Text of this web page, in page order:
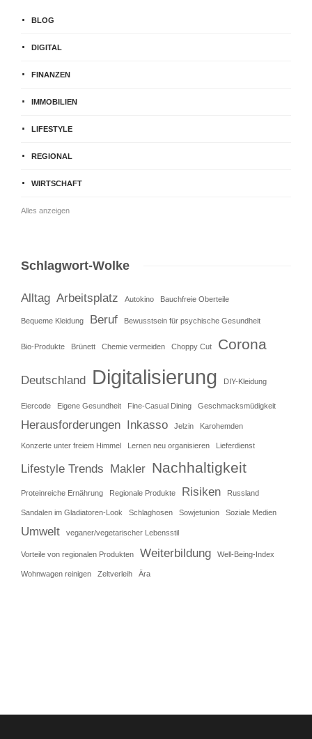
BLOG
DIGITAL
FINANZEN
IMMOBILIEN
LIFESTYLE
REGIONAL
WIRTSCHAFT
Alles anzeigen
Schlagwort-Wolke
Alltag Arbeitsplatz Autokino Bauchfreie Oberteile
Bequeme Kleidung Beruf Bewusstsein für psychische Gesundheit
Bio-Produkte Brünett Chemie vermeiden Choppy Cut Corona
Deutschland Digitalisierung DIY-Kleidung
Eiercode Eigene Gesundheit Fine-Casual Dining Geschmacksmüdigkeit
Herausforderungen Inkasso Jelzin Karohemden
Konzerte unter freiem Himmel Lernen neu organisieren Lieferdienst
Lifestyle Trends Makler Nachhaltigkeit
Proteinreiche Ernährung Regionale Produkte Risiken Russland
Sandalen im Gladiatoren-Look Schlaghosen Sowjetunion Soziale Medien
Umwelt veganer/vegetarischer Lebensstil
Vorteile von regionalen Produkten Weiterbildung Well-Being-Index
Wohnwagen reinigen Zeltverleih Ära